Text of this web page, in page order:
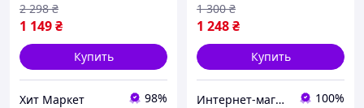
1 149₴
2 298 ₴
Купить
Хит Маркет 98%
1 248₴
1 300 ₴
Купить
Интернет-магазин "Коламбус" 100%